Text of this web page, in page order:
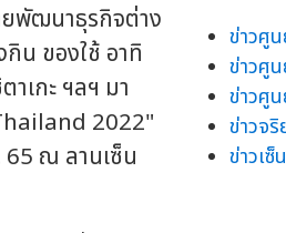
พัฒนาธุรกิจต่าง
น ของใช้ อาทิ
เกะ ฯลฯ มา
2022"
65 ณ ลานเซ็น
ข่าวศู
ข่าวศู
ข่าวศู
ข่าวจ
ข่าวเซ็